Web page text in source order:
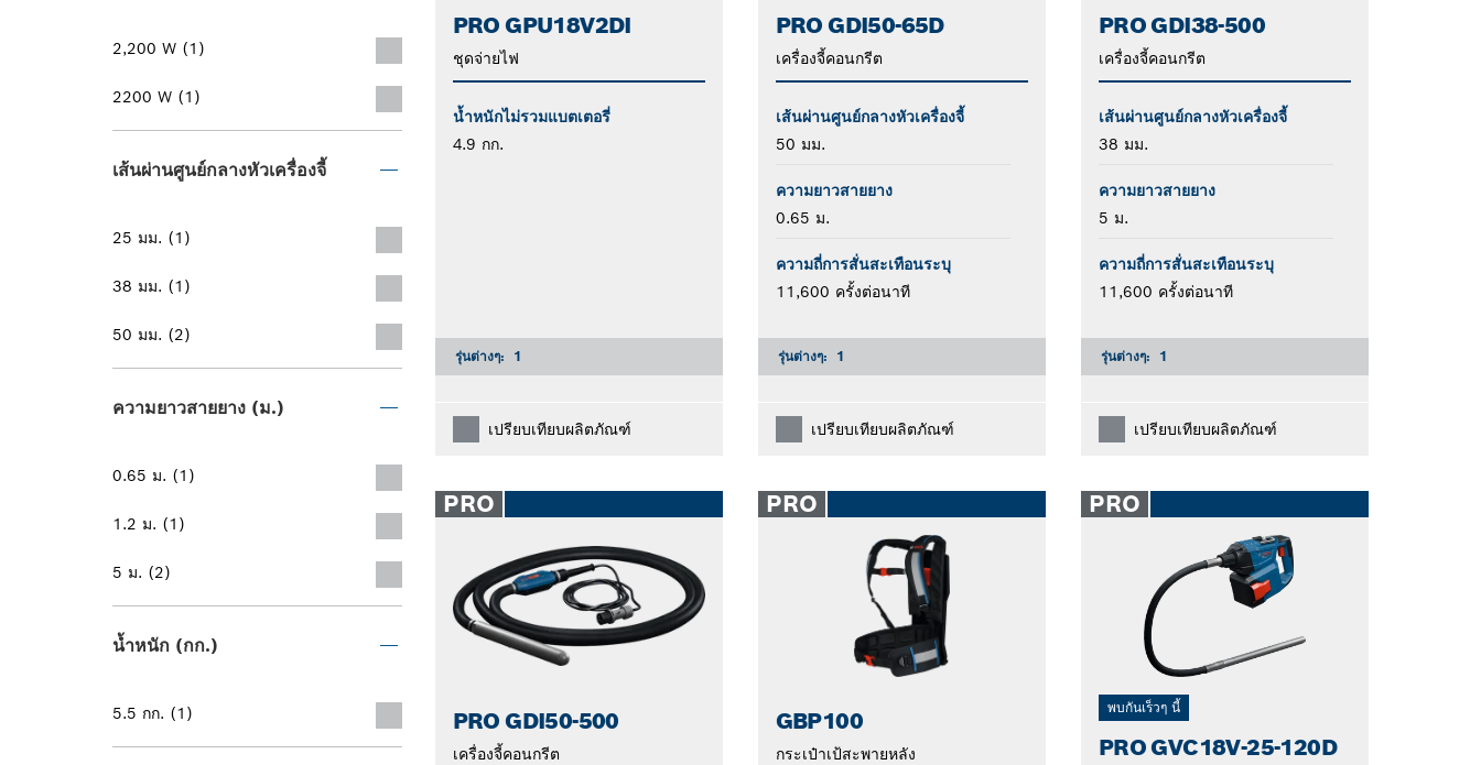
2,200 W (1)
2200 W (1)
เส้นผ่านศูนย์กลางหัวเครื่องจี้
25 มม. (1)
38 มม. (1)
50 มม. (2)
ความยาวสายยาง (ม.)
0.65 ม. (1)
1.2 ม. (1)
5 ม. (2)
น้ำหนัก (กก.)
5.5 กก. (1)
PRO GPU18V2DI
ชุดจ่ายไฟ
น้ำหนักไม่รวมแบตเตอรี่
4.9 กก.
รุ่นต่างๆ: 1
เปรียบเทียบผลิตภัณฑ์
PRO GDI50-65D
เครื่องจี้คอนกรีต
เส้นผ่านศูนย์กลางหัวเครื่องจี้
50 มม.
ความยาวสายยาง
0.65 ม.
ความถี่การสั่นสะเทือนระบุ
11,600 ครั้งต่อนาที
รุ่นต่างๆ: 1
เปรียบเทียบผลิตภัณฑ์
PRO GDI38-500
เครื่องจี้คอนกรีต
เส้นผ่านศูนย์กลางหัวเครื่องจี้
38 มม.
ความยาวสายยาง
5 ม.
ความถี่การสั่นสะเทือนระบุ
11,600 ครั้งต่อนาที
รุ่นต่างๆ: 1
เปรียบเทียบผลิตภัณฑ์
PRO
PRO GDI50-500
เครื่องจี้คอนกรีต
PRO
GBP100
กระเป๋าเป้สะพายหลัง
PRO
พบกันเร็วๆ นี้
PRO GVC18V-25-120D